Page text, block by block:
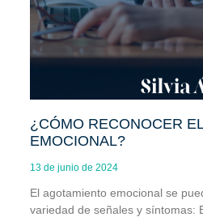
¿CÓMO RECONOCER
EMOCIONAL?
13 de junio de 2024
El agotamiento emocional se
variedad de señales y síntomas: